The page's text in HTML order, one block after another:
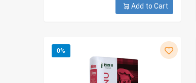
Add to Cart
0%